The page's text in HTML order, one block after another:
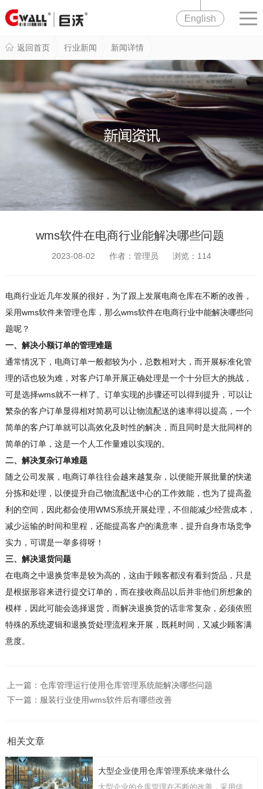
English
返回首页 行业新闻 新闻详情
wms软件在电商行业能解决哪些问题
2023-08-02 作者：管理员 浏览： 114
电商行业近几年发展的很好，为了跟上发展电商仓库在不断的改善，
采用wms软件来管理仓库，那么wms软件在电商行业中能解决哪些问
题呢？
一、解决小额订单的管理难题
通常情况下，电商订单一般都较为小，总数相对大，而开展标准化管
理的话也较为难，对客户订单开展正确处理是一个十分巨大的挑战，
可是选择wms就不一样了。订单实现的步骤还可以得到提升，可以让
繁杂的客户订单显得相对简易可以让物流配送的速率得以提高，一个
简单的客户订单就可以高效化及时性的解决，而且同时是大批同样的
简单的订单，这是一个人工作量难以实现的。
二、解决复杂订单难题
随之公司发展，电商订单往往会越来越复杂，以便能开展批量的快递
分拣和处理，以便提升自己物流配送中心的工作效能，也为了提高盈
利的空间，因此都会使用WMS系统开展处理，不但能减少经营成本，
减少运输的时间和里程，还能提高客户的满意率，提升自身市场竞争
实力，可谓是一举多得呀！
三、解决退货问题
在电商之中退换货率是较为高的，这由于顾客都没有看到货品，只是
是根据形容来进行提交订单的，而在接收商品以后并非他们所想象的
模样，因此可能会选择退货，而解决退换货的话非常复杂，必须依照
特殊的系统逻辑和退换货处理流程来开展，既耗时间，又减少顾客满
意度。
上一篇： 仓库管理运行使用仓库管理系统能解决哪些问题
下一篇： 服装行业使用wms软件后有哪些改善
相关文章
大型企业使用仓库管理系统来做什么
大型企业的仓库管理在不断的改善，采用信